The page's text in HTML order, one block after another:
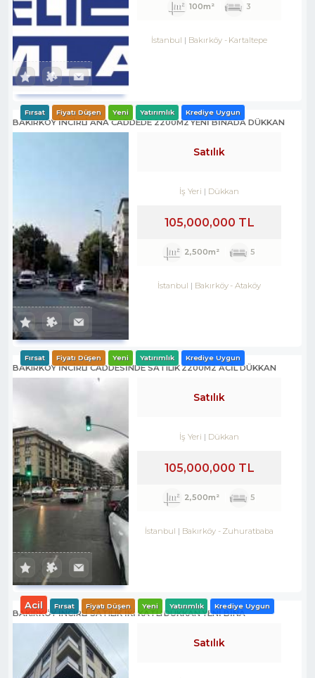
100m² 3
İstanbul Bakırköy- Kartaltepe
BAKIRKÖY İNCİRLİ ANA CADDEDE 2200M2 YENİ BİNADA DÜKKAN
Fırsat Fiyatı Düşen Yeni Yatırımlık Krediye Uygun
Satılık
İş Yeri Dükkan
105,000,000 TL
2,500m² 5
İstanbul Bakırköy-Ataköy
BAKIRKÖY İNCİRLİ CADDESINDE SATILIK 2200M2 ACİL DÜKKAN
Fırsat Fiyatı Düşen Yeni Yatırımlık Krediye Uygun
Satılık
İş Yeri Dükkan
105,000,000 TL
2,500m² 5
İstanbul Bakırköy- Zuhuratbaba
BAKIRKÖY İNCİRLİ SATILIK İKİ KATLI DÜKKAN YENİ BİNA
Acil Fırsat Fiyatı Düşen Yeni Yatırımlık Krediye Uygun
Satılık